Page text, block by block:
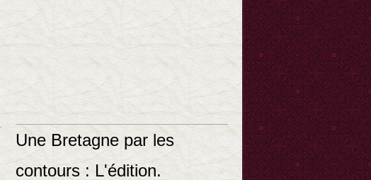
Une Bretagne par les
contours : L'édition.